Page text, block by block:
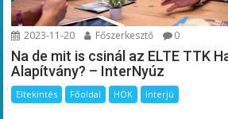
2023-11-20 Főszerkesztő 0
Na de mit is csinál az ELTE TTK
Alapítvány? – InterNyúz
Eltekintés Főoldal HÖK Interjú